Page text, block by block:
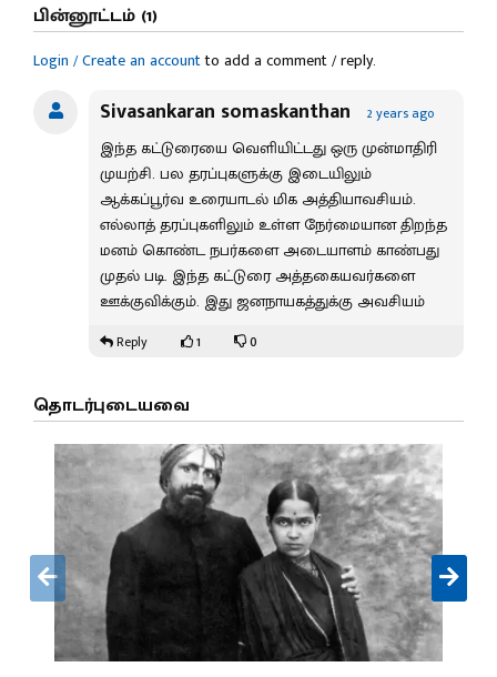
பின்னூட்டம் (1)
Login / Create an accountto add a comment / reply.
Sivasankaran somaskanthan 2 years ago
இந்த கட்டுரையை வெளியிட்டது ஒரு முன்மாதிரி
முயற்சி. பல தரப்புகளுக்கு இடையிலும்
ஆக்கப்பூர்வ உரையாடல் மிக அத்தியாவசியம்.
எல்லாத் தரப்புகளிலும் உள்ள நேர்மையான திறந்த
மனம் கொண்ட நபர்களை அடையாளம் காண்பது
முதல் படி. இந்த கட்டுரை அத்தகையவர்களை
ஊக்குவிக்கும். இது ஜனநாயகத்துக்கு அவசியம்
Reply 1 0
தொடர்புடையவை